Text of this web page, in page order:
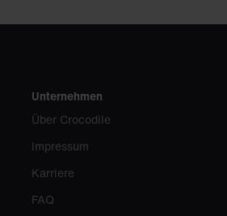
Unternehmen
Über Crocodile
Impressum
Karriere
FAQ